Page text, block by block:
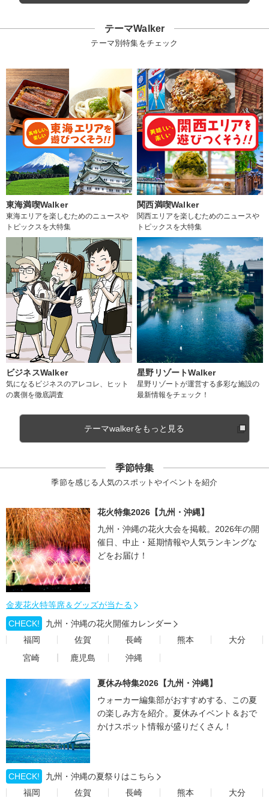
テーマWalker
テーマ別特集をチェック
東海満喫Walker
東海エリアを楽しむためのニュースや
トピックスを大特集
関西満喫Walker
関西エリアを楽しむためのニュースや
トピックスを大特集
ビジネスWalker
気になるビジネスのアレコレ、ヒット
の裏側を徹底調査
星野リゾートWalker
星野リゾートが運営する多彩な施設の
最新情報をチェック！
テーマwalkerをもっと見る
季節特集
季節を感じる人気のスポットやイベントを紹介
花火特集2026【九州・沖縄】
九州・沖縄の花火大会を掲載。2026年の開
催日、中止・延期情報や人気ランキングな
どをお届け！
金麦花火特等席＆グッズが当たる
CHECK!
九州・沖縄の花火開催カレンダー
福岡
佐賀 長崎 熊本
大分
宮崎
鹿児島 沖縄
夏休み特集2026【九州・沖縄】
ウォーカー編集部がおすすめする、この夏
の楽しみ方を紹介。夏休みイベント＆おで
かけスポット情報が盛りだくさん！
CHECK!
九州・沖縄の夏祭りはこちら
福岡
佐賀 長崎 熊本
大分